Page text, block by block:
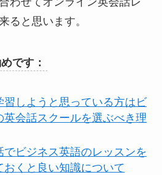
ると思います。
です：
習しようと思っている方はビ
英会話スクールを選ぶべき理
でビジネス英語のレッスンを
おくと良い知識について